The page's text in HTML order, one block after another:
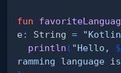
fun
e : String =
println ( "Hello, $
ramming language is